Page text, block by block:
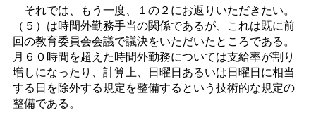
それでは、もう一度、１の２にお返りいただきたい。
（５）は時間外勤務手当の関係であるが、これは既に前
回の教育委員会会議で議決をいただいたところである。
月６０時間を超えた時間外勤務については支給率が割り
増しになったり、計算上、日曜日あるいは日曜日に相当
する日を除外する規定を整備するという技術的な規定の
整備である。